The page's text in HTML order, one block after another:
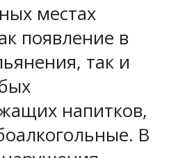
местах
появление в
так и
напитков,
В